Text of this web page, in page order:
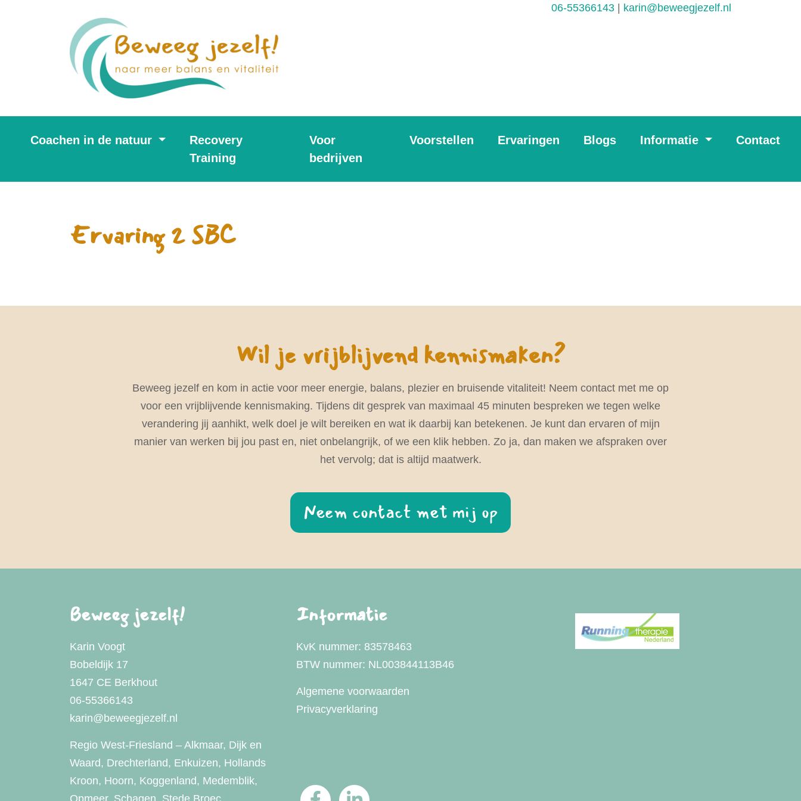
06-55366143 karin@beweegjezelf.nl
Coachen in de natuur
Recovery
Training
Voor
bedrijven
Voorstellen Ervaringen Blogs Informatie Contact
Ervaring 2 SBC
Wil je vrijblijvend kennismaken?
Beweeg jezelf en kom in actie voor meer energie, balans, plezier en bruisende vitaliteit! Neem contact met me op
voor een vrijblijvende kennismaking. Tijdens dit gesprek van maximaal 45 minuten bespreken we tegen welke
verandering jij aanhikt, welk doel je wilt bereiken en wat ik daarbij kan betekenen. Je kunt dan ervaren of mijn
manier van werken bij jou past en, niet onbelangrijk, of we een klik hebben. Zo ja, dan maken we afspraken over
het vervolg; dat is altijd maatwerk.
Neem contact met mij op
Beweeg jezelf!
Karin Voogt
Bobeldijk 17
1647 CE Berkhout
06-55366143
karin@beweegjezelf.nl
Regio West-Friesland – Alkmaar, Dijk en
Waard, Drechterland, Enkuizen, Hollands
Kroon, Hoorn, Koggenland, Medemblik,
Opmeer, Schagen, Stede Broec
Informatie
KvK nummer: 83578463
BTW nummer: NL003844113B46
Algemene voorwaarden
Privacyverklaring